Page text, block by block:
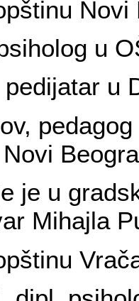
Novi
u
u
je u
Mihajla